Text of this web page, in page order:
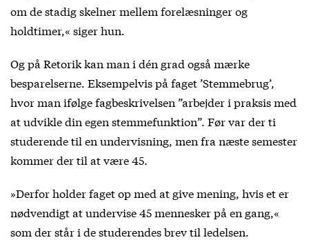
om de stadig skelner mellem forelæsninger og
holdtimer,« siger hun.
Og på Retorik kan man i dén grad også mærke
besparelserne. Eksempelvis på faget ’Stemmebrug’,
hvor man ifølge fagbeskrivelsen ”arbejder i praksis med
at udvikle din egen stemmefunktion”. Før var der ti
studerende til en undervisning, men fra næste semester
kommer der til at være 45.
»Derfor holder faget op med at give mening, hvis et er
nødvendigt at undervise 45 mennesker på en gang,«
som der står i de studerendes brev til ledelsen.